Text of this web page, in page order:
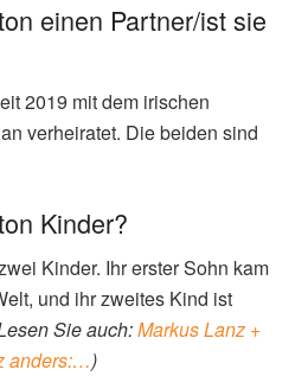
einen Partner/ist sie
2019 mit dem irischen
verheiratet. Die beiden sind
Kinder?
Kinder. Ihr erster Sohn kam
und ihr zweites Kind ist
Sie auch:Markus Lanz +
anders:…)